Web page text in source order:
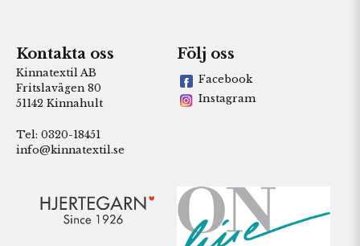
Kontakta oss
Kinnatextil AB
Fritslavägen 80
51142 Kinnahult
Tel: 0320-18451
info@kinnatextil.se
Följ oss
Facebook
Instagram